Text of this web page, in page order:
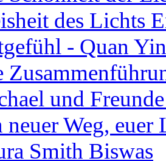
des Lichts
- Quan
und
neuer Weg, euer
Smith Biswas